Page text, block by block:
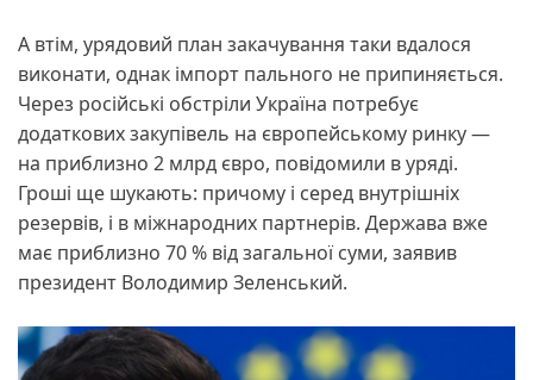
А втім, урядовий план закачування таки вдалося
виконати, однак імпорт пального не припиняється.
Через російські обстріли Україна потребує
додаткових закупівель на європейському ринку —
на приблизно 2 млрд євро, повідомили в уряді.
Гроші ще шукають: причому і серед внутрішніх
резервів, і в міжнародних партнерів. Держава вже
має приблизно 70 % від загальної суми, заявив
президент Володимир Зеленський.